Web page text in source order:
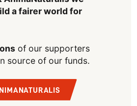
a fairer world for
of our supporters
source of our funds.